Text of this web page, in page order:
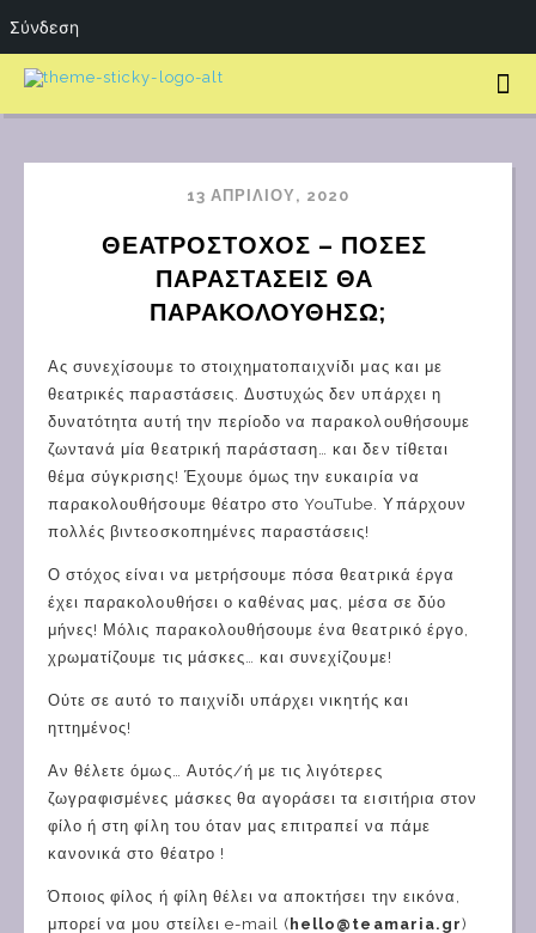
13 ΑΠΡΙΛΊΟΥ, 2020
ΘΕΑΤΡΟΣΤΌΧΟΣ – ΠΌΣΕΣ
ΠΑΡΑΣΤΆΣΕΙΣ ΘΑ
ΠΑΡΑΚΟΛΟΥΘΉΣΩ;
Ας συνεχίσουμε το στοιχηματοπαιχνίδι μας και με
θεατρικές παραστάσεις. Δυστυχώς δεν υπάρχει η
δυνατότητα αυτή την περίοδο να παρακολουθήσουμε
ζωντανά μία θεατρική παράσταση… και δεν τίθεται
θέμα σύγκρισης! Έχουμε όμως την ευκαιρία να
παρακολουθήσουμε θέατρο στο YouTube. Υπάρχουν
πολλές βιντεοσκοπημένες παραστάσεις!
Ο στόχος είναι να μετρήσουμε πόσα θεατρικά έργα
έχει παρακολουθήσει ο καθένας μας, μέσα σε δύο
μήνες! Μόλις παρακολουθήσουμε ένα θεατρικό έργο,
χρωματίζουμε τις μάσκες… και συνεχίζουμε!
Ούτε σε αυτό το παιχνίδι υπάρχει νικητής και
ηττημένος!
Αν θέλετε όμως… Αυτός/ή με τις λιγότερες
ζωγραφισμένες μάσκες θα αγοράσει τα εισιτήρια στον
φίλο ή στη φίλη του όταν μας επιτραπεί να πάμε
κανονικά στο θέατρο !
Όποιος φίλος ή φίλη θέλει να αποκτήσει την εικόνα,
μπορεί να μου στείλει e-mail ( hello@teamaria.gr)
Σύνδεση